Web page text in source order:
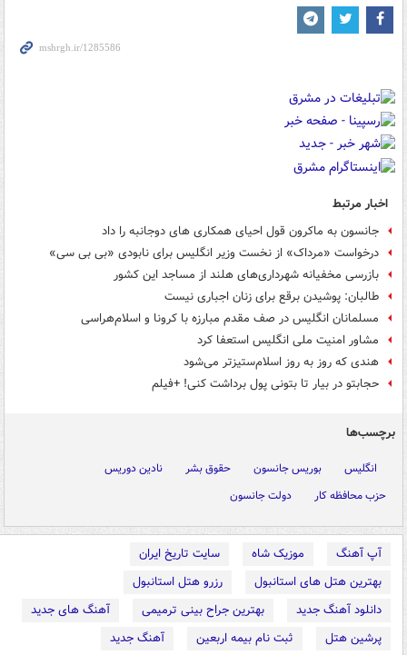
اخبار مرتبط
جانسون به ماکرون قول احیای همکاری های دوجانبه را داد
درخواست «مرداک» از نخست وزیر انگلیس برای نابودی «بی بی سی»
بازرسی مخفیانه شهرداری‌های هلند از مساجد این کشور
طالبان: پوشیدن برقع برای زنان اجباری نیست
مسلمانان انگلیس در صف مقدم مبارزه با کرونا و اسلام‌هراسی
مشاور امنیت ملی انگلیس استعفا کرد
هندی که روز به روز اسلام‌ستیزتر می‌شود
حجابتو در بیار تا بتونی پول برداشت کنی! +فیلم
برچسب‌ها
انگلیس بوریس جانسون حقوق بشر
نادین دوریس
حزب محافظه کار
دولت جانسون
آپ آهنگ موزیک شاه
سایت تاریخ ایران
بهترین هتل های استانبول
رزرو هتل استانبول
دانلود آهنگ جدید
بهترین جراح بینی ترمیمی
آهنگ های جدید
پرشین هتل
ثبت نام بیمه اربعین
آهنگ جدید